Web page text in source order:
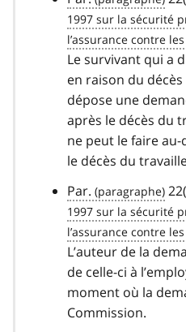
Le survivant qui a
en raison du
dépose une
après le décès du
ne peut le faire
le décès du
Par.
L’auteur de la
de celle-ci à
moment où la
Commission.